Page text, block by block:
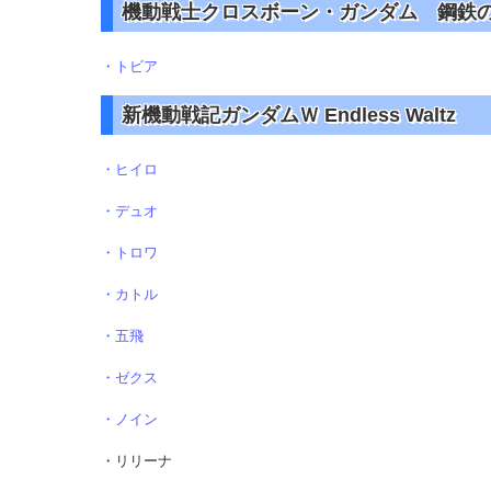
機動戦士クロスボーン・ガンダム 鋼鉄
・トビア
新機動戦記ガンダムＷ Endless Waltz
・ヒイロ
・デュオ
・トロワ
・カトル
・五飛
・ゼクス
・ノイン
・リリーナ